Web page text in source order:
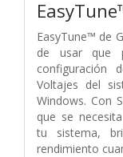
EasyTune™ de
de usar que
configuración
Voltajes del
Windows. Con
que se
tu sistema,
rendimiento